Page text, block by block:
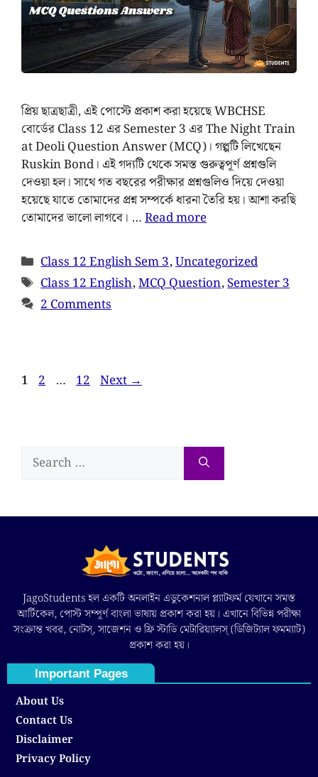
প্রিয় ছাত্রছাত্রী, এই পোস্টে প্রকাশ করা হয়েছে WBCHSE
বোর্ডের Class 12 এর Semester 3 এর The Night Train
at Deoli Question Answer (MCQ)। গল্পটি লিখেছেন
Ruskin Bond। এই গদ্যটি থেকে সমস্ত গুরুত্বপূর্ণ প্রশ্নগুলি
দেওয়া হল। সাথে গত বছরের পরীক্ষার প্রশ্নগুলিও দিয়ে দেওয়া
হয়েছে যাতে তোমাদের প্রশ্ন সম্পর্কে ধারনা তৈরি হয়। আশা করছি
তোমাদের ভালো লাগবে। …Read more
Class 12 English Sem 3,Uncategorized
Class 12 English,MCQ Question,Semester 3
2 Comments
1 2 … 12 Next→
JagoStudents হল একটি অনলাইন এডুকেশনাল প্ল্যাটফর্ম যেখানে সমস্ত
আর্টিকেল, পোস্ট সম্পূর্ণ বাংলা ভাষায় প্রকাশ করা হয়। এখানে বিভিন্ন পরীক্ষা
সংক্রান্ত খবর, নোটস্, সাজেশন ও ফ্রি স্টাডি মেটারিয়্যালস্ (ডিজিট্যাল ফমম্যাট)
প্রকাশ করা হয়।
Important Pages
About Us
Contact Us
Disclaimer
Privacy Policy